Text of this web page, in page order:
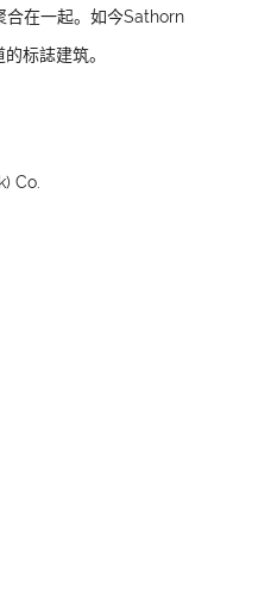
合在一起。如今Sathorn
标誌建筑。
Co.